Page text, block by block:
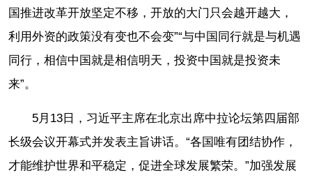
国推进改革开放坚定不移，开放的大门只会越开越大，
利用外资的政策没有变也不会变”“与中国同行就是与机遇
同行，相信中国就是相信明天，投资中国就是投资未
来”。
5月13日，习近平主席在北京出席中拉论坛第四届部
长级会议开幕式并发表主旨讲话。“各国唯有团结协作，
才能维护世界和平稳定，促进全球发展繁荣。”加强发展